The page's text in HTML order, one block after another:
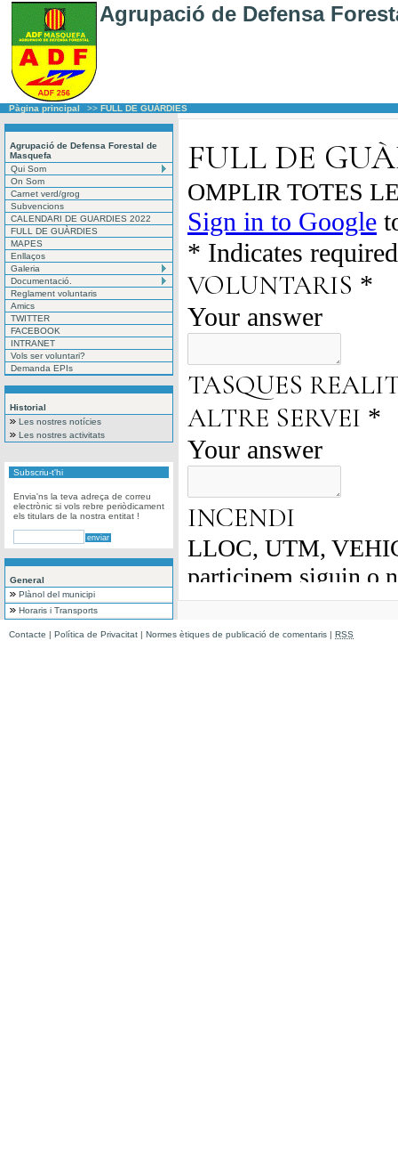
Agrupació de Defensa
Pàgina principal >> FULL DE GUÀRDIES
Agrupació de Defensa Forestal de
Masquefa
Qui Som
On Som
Carnet verd/grog
Subvencions
CALENDARI DE GUARDIES 2022
FULL DE GUÀRDIES
MAPES
Enllaços
Galeria
Documentació.
Reglament voluntaris
Amics
TWITTER
FACEBOOK
INTRANET
Vols ser voluntari?
Demanda EPIs
Historial
Les nostres notícies
Les nostres activitats
Subscriu-t'hi
Envia'ns la teva adreça de correu
electrònic si vols rebre periòdicament
els titulars de la nostra entitat !
General
Plànol del municipi
Horaris i Transports
Contacte | Política de Privacitat | Normes ètiques de publicació de comentaris | RSS